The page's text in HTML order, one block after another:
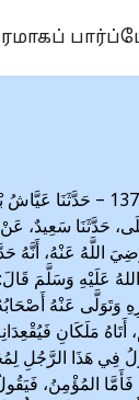
1374 – حَدَّثَنَا
حَدَّثَنَا سَعِيدٌ،
اللَّهُ عَنْهُ، أَنَّهُ
عَلَيْهِ وَسَلَّمَ قَالَ:
وَتَوَلَّى عَنْهُ
أَتَاهُ مَلَكَانِ
فِي هَذَا الرَّجُلِ
المُؤْمِنُ،